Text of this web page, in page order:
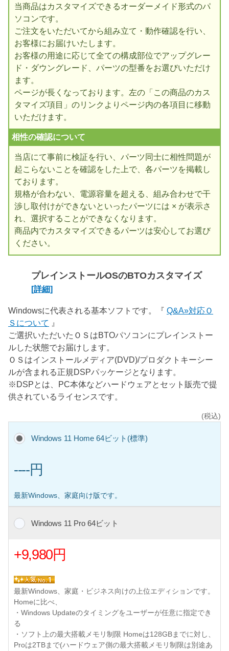
当商品はカスタマイズできるオーダーメイド形式のパ
ソコンです。
ご注文をいただいてから組み立て・動作確認を行い、
お客様にお届けいたします。
お客様の用途に応じて全ての構成部位でアップグレー
ド・ダウングレード、パーツの型番をお選びいただけ
ます。
ページが長くなっております。左の「この商品のカス
タマイズ項目」のリンクよりページ内の各項目に移動
いただけます。
相性の確認について
当店にて事前に検証を行い、パーツ同士に相性問題が
起こらないことを確認をした上で、各パーツを掲載し
ております。
規格が合わない、電源容量を超える、組み合わせで干
渉し取付けができないといったパーツには × が表示さ
れ、選択することができなくなります。
商品内でカスタマイズできるパーツは安心してお選び
ください。
プレインストールOSのBTOカスタマイズ
[詳細]
Windowsに代表される基本ソフトです。『 Q&A»対応Ｏ
Ｓについて 』
ご選択いただいたＯＳはBTOパソコンにプレインストー
ルした状態でお届けします。
ＯＳはインストールメディア(DVD)/プロダクトキーシー
ルが含まれる正規DSPパッケージとなります。
※DSPとは、PC本体などハードウェアとセット販売で提
供されているライセンスです。
(税込)
Windows 11 Home 64ビット(標準)
----円
最新Windows、家庭向け版です。
Windows 11 Pro 64ビット
+9,980円
最新Windows、家庭・ビジネス向けの上位エディションです。
Homeに比べ、
・Windows Updateのタイミングをユーザーが任意に指定でき
る
・ソフト上の最大搭載メモリ制限 Homeは128GBまでに対し、
Proは2TBまで(ハードウェア側の最大搭載メモリ制限は別途あ